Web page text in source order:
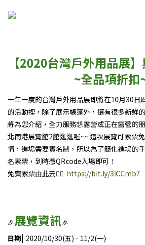
【2020台灣戶外用品展
~全品項折扣
一年一度的台灣戶外用品展即將在10月30日
的活動裡，除了展示帳篷外，還有很多新鮮
將為您介紹，全力服務想露營或正在露營的
北南港展覽館2館逛逛喔~~ 這次展覽可索票
情，進場需要實名制，所以為了簡化進場的
名索票，到時憑QRcode入場即可！
免費索票由此去👉🏼 https://bit.ly/3lCCmb7
🎉展覽資訊🎉
日期| 2020/10/30(五) - 11/2(一)